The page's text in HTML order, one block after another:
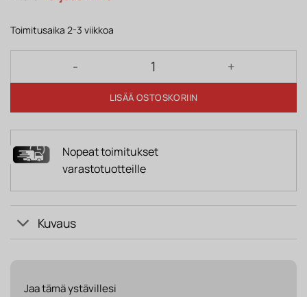
hinta
223 €. 174 €.
Toimitusaika 2-3 viikkoa
Lattiavalaisin RENATO mattamusta määrä
LISÄÄ OSTOSKORIIN
Nopeat toimitukset
varastotuotteille
Kuvaus
Jaa tämä ystävillesi